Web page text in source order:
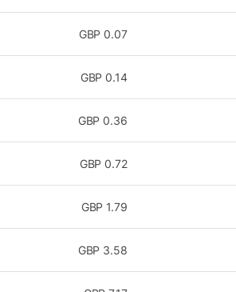
0.07
GBP
0.14
GBP
0.36
GBP
0.72
GBP
1.79
GBP
3.58
GBP